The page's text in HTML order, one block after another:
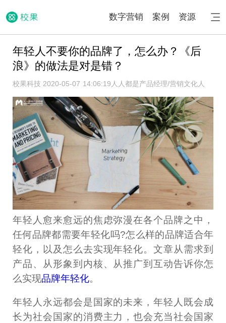
数字营销 案例 资源
年轻人不要你的品牌了，怎么办？《后
浪》的做法是对是错？
校果科技 2020-05-07 14:06:19 人人都是产品经理/营销文化人
年轻人愈来愈远的焦虑弥漫在各个品牌之中，
任何品牌都需要年轻化吗?怎么样的品牌适合年
轻化，以及怎么去实现年轻化。文章从需求到
产品、从形象到内核、从推广到互动告诉你怎
么实现品牌年轻化。
年轻人永远都会是国家的未来，年轻人既会成
长为社会国家的消费主力，也会充当社会国家